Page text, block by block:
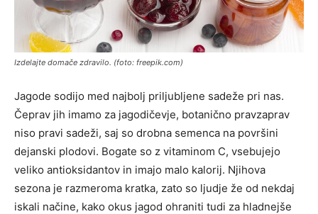
Izdelajte domače zdravilo. (foto: freepik.com)
Jagode sodijo med najbolj priljubljene sadeže pri nas.
Čeprav jih imamo za jagodičevje, botanično pravzaprav
niso pravi sadeži, saj so drobna semenca na površini
dejanski plodovi. Bogate so z vitaminom C, vsebujejo
veliko antioksidantov in imajo malo kalorij. Njihova
sezona je razmeroma kratka, zato so ljudje že od nekdaj
iskali načine, kako okus jagod ohraniti tudi za hladnejše